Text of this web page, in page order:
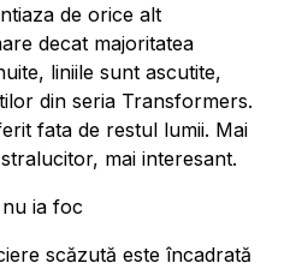
de orice alt
decat majoritatea
liniile sunt ascutite,
din seria Transformers.
fata de restul lumii. Mai
mai interesant.
ia foc
scăzută este încadrată